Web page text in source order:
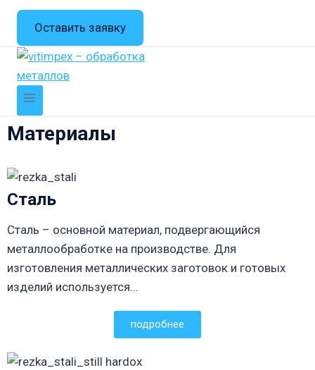
Оставить заявку
Материалы
Сталь
Сталь – основной материал, подвергающийся
металлообработке на производстве. Для
изготовления металлических заготовок и готовых
изделий используется...
подробнее